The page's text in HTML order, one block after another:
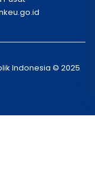
Indonesia © 2025